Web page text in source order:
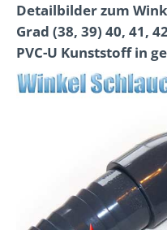
Detailbilder zum
Grad (38, 39) 40, 41,
PVC-U Kunststoff in